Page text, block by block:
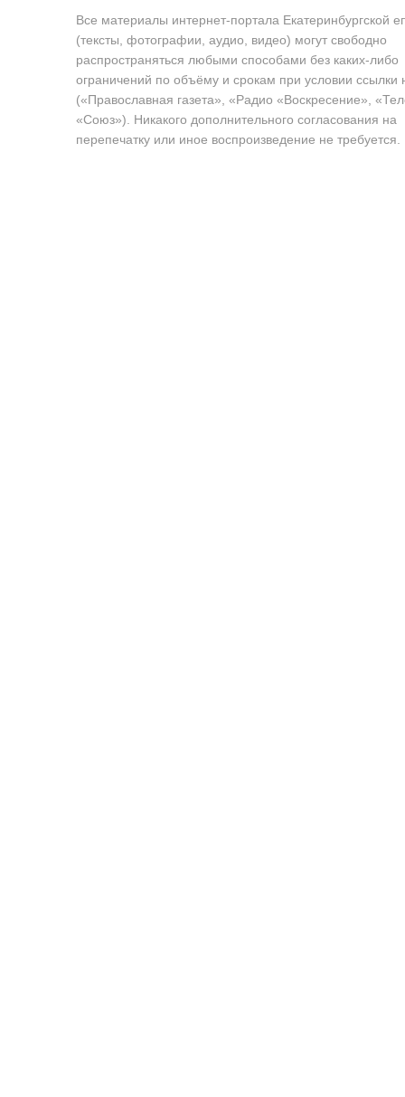
Все материалы интернет-портала Екатеринбургской
(тексты, фотографии, аудио, видео) могут свободно
распространяться любыми способами без каких-либо
ограничений по объёму и срокам при условии ссылки
(«Православная газета», «Радио «Воскресение»,
«Союз»). Никакого дополнительного согласования на
перепечатку или иное воспроизведение не требуется.